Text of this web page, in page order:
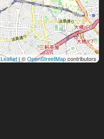
Leaflet| ©OpenStreetMapcontributors